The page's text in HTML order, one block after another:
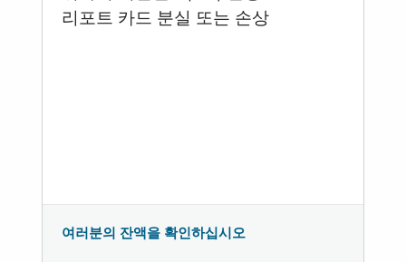
리포트 카드 분실 또는 손상
여러분의 잔액을 확인하십시오